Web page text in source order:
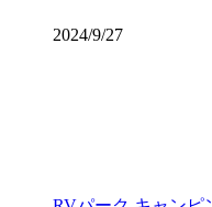
2024/9/27